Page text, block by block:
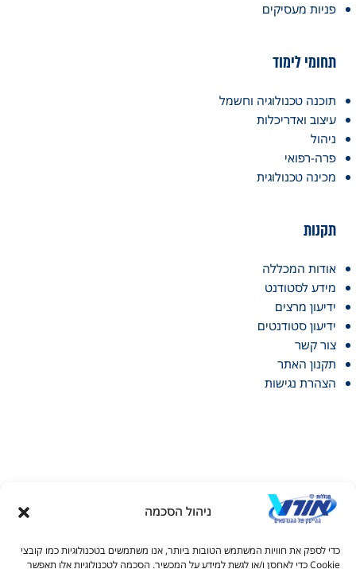
ניהול הסכמה
כדי לספק את חוויות המשתמש הטובות ביותר, אנו משתמשים בטכנולוגיות כמו קובצי
Cookie כדי לאחסן ו/או לגשת למידע על המכשיר. הסכמה לטכנולוגיות אלו תאפשר
פניות מעסיקים
תחומי לימוד
תוכנה טכנולוגיה וחשמל
עיצוב ואדריכלות
ניהול
פרה-רפואי
מכינה טכנולוגית
תקנות
אודות המכללה
מידע לסטודנט
ידיעון מרצים
ידיעון סטודנטים
צור קשר
תקנון האתר
הצהרת נגישות
טקסט
טקסט